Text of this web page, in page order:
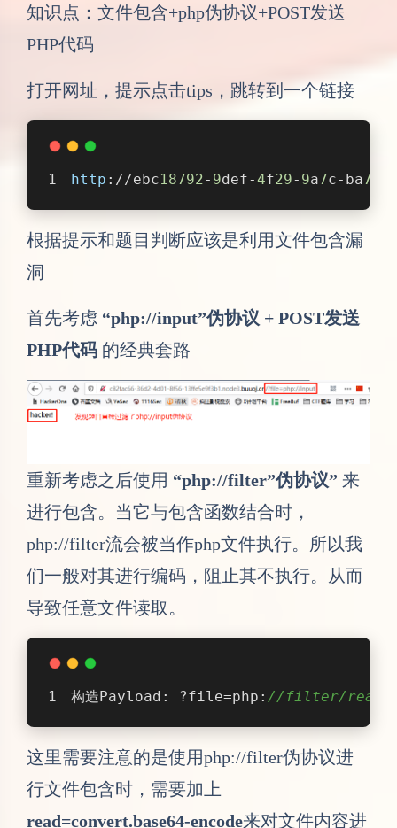
http://ebc18792-9def-4f29-9a7c-ba
根据提示和题目判断应该是利用文件包含漏
洞
首先考虑
PHP代码的经典套路
重新考虑之后使用 “php://filter”伪协议”来
进行包含。当它与包含函数结合时，
们一般对其进行编码，阻止其不执行。从而
这里需要注意的是使用php://filter伪协议进
行文件包含时，需要加上
发送请求得到base64编码后的flag.php文件源
码: